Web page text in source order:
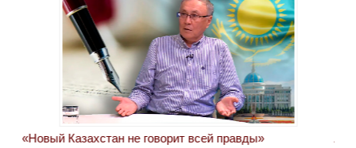
«Новый Казахстан не говорит всей правды»